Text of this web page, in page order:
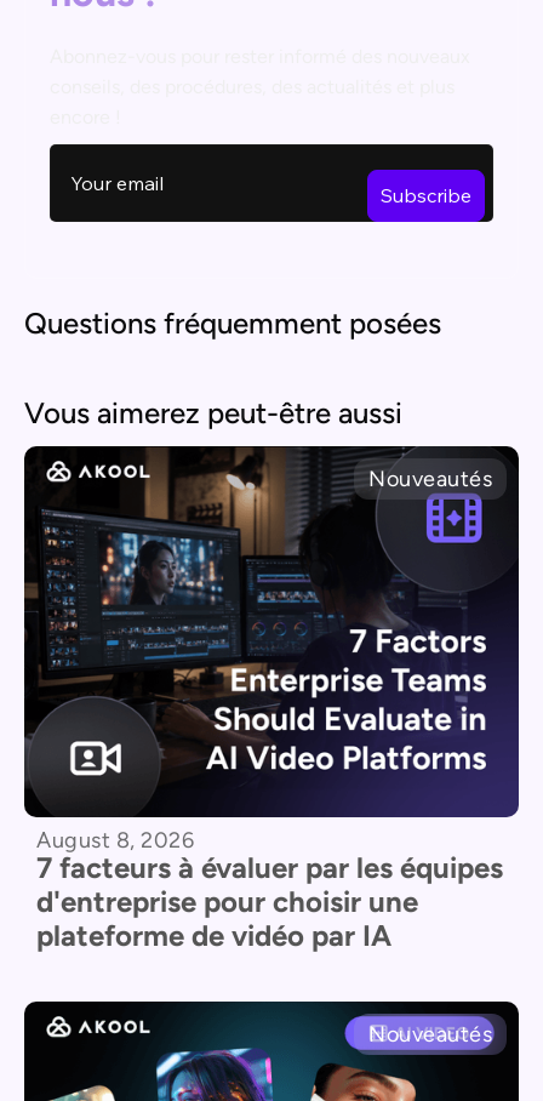
Questions fréquemment posées
Vous aimerez peut-être aussi
Nouveautés
August 8, 2026
7 facteurs à évaluer par les équipes
d'entreprise pour choisir une
plateforme de vidéo par IA
Nouveautés